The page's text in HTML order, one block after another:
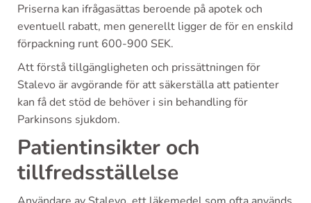
Priserna kan ifrågasättas beroende på apotek och
eventuell rabatt, men generellt ligger de för en enskild
förpackning runt 600-900 SEK.
Att förstå tillgängligheten och prissättningen för
Stalevo är avgörande för att säkerställa att patienter
kan få det stöd de behöver i sin behandling för
Parkinsons sjukdom.
Patientinsikter och
tillfredsställelse